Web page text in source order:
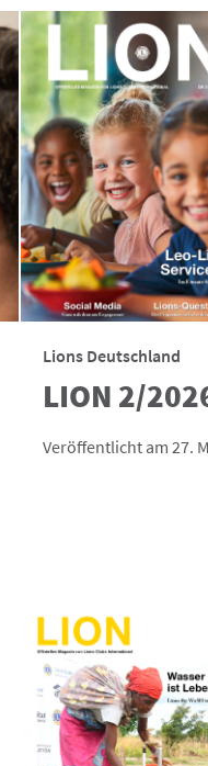
Lions Deutschland
LION 2/
Veröffentlicht am 27.